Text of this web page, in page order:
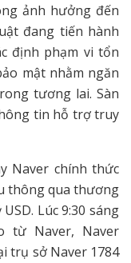
ảnh hưởng đến
đang tiến hành
định phạm vi tổn
mật nhằm ngăn
tương lai. Sàn
tin hỗ trợ truy
Naver chính thức
thông qua thương
Lúc 9:30 sáng
từ Naver, Naver
trụ sở Naver 1784